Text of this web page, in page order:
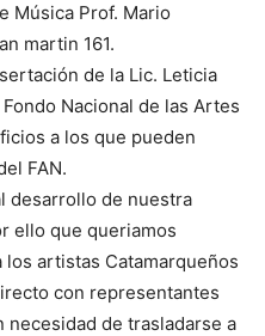
Música Prof. Mario
martin 161.
de la Lic. Leticia
Nacional de las Artes
a los que pueden
FAN.
desarrollo de nuestra
ello que queriamos
artistas Catamarqueños
con representantes
de trasladarse a